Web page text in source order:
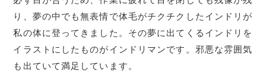
り、夢の中でも無表情で体毛がチクチクしたインドリが
私の体に登ってきました。その夢に出てくるインドリを
イラストにしたものがインドリマンです。邪悪な雰囲気
も出ていて満足しています。